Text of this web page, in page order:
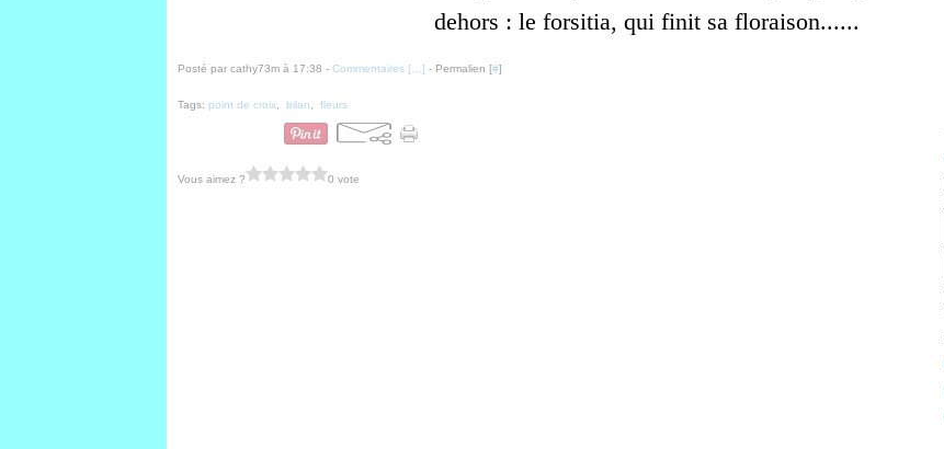
dehors : le forsitia, qui finit sa floraison......
Posté par cathy73m à 17:38 - Commentaires [ ] - Permalien [#]
Tags: point de croix bilan fleurs
Vous aimez ? 0 vote